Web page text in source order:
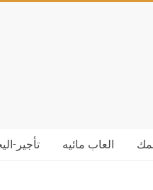
تأجير- العاب مائيه